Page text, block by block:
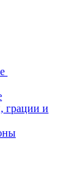
грации и